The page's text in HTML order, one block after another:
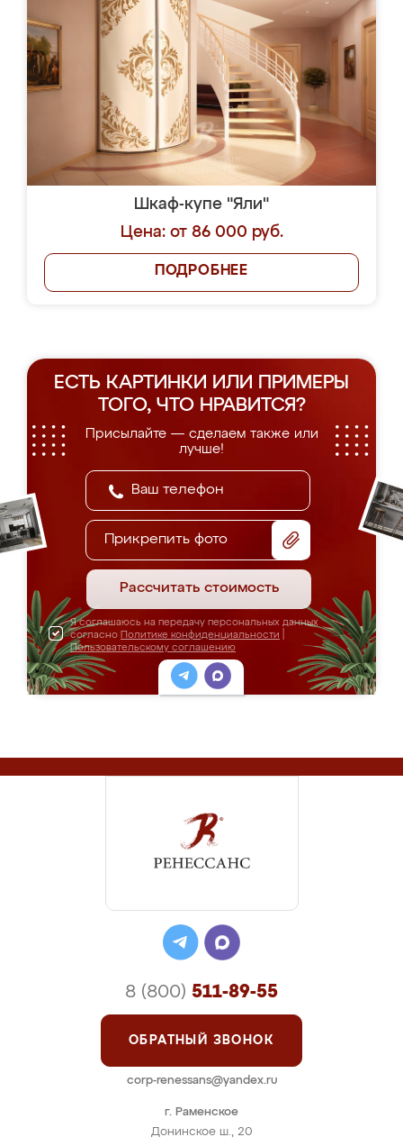
Шкаф-купе "Яли"
Цена: от 86 000 руб.
ПОДРОБНЕЕ
ЕСТЬ КАРТИНКИ ИЛИ ПРИМЕРЫ
ТОГО, ЧТО НРАВИТСЯ?
Присылайте — сделаем также или
лучше!
Прикрепить фото
Рассчитать стоимость
Я соглашаюсь на передачу персональных данных
согласно Политике конфиденциальности
Пользовательскому соглашению
г. Раменское
Донинское ш., 20
8 (800) 511-89-55
ОБРАТНЫЙ ЗВОНОК
corp-renessans@yandex.ru